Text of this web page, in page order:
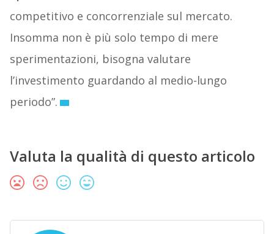
competitivo e concorrenziale sul mercato.
Insomma non è più solo tempo di mere
sperimentazioni, bisogna valutare
l’investimento guardando al medio-lungo
periodo”.
Valuta la qualità di questo articolo